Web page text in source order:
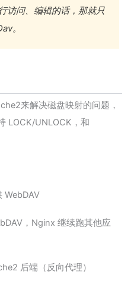
访问、编辑的话，那就只
。
来解决磁盘映射的问题，
LOCK/UNLOCK，和
WebDAV
，Nginx 继续跑其他应
后端（反向代理）